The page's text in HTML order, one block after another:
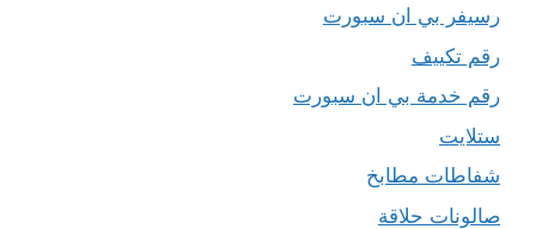
رسيفر بي ان سبورت
رقم تكييف
رقم خدمة بي ان سبورت
ستلايت
شفاطات مطابخ
صالونات حلاقة